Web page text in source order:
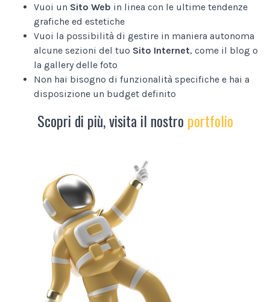
Vuoi un Sito Web in linea con le ultime tendenze
grafiche ed estetiche
Vuoi la possibilità di gestire in maniera autonoma
alcune sezioni del tuo Sito Internet, come il blog o
la gallery delle foto
Non hai bisogno di funzionalità specifiche e hai a
disposizione un budget definito
Scopri di più, visita il nostro portfolio